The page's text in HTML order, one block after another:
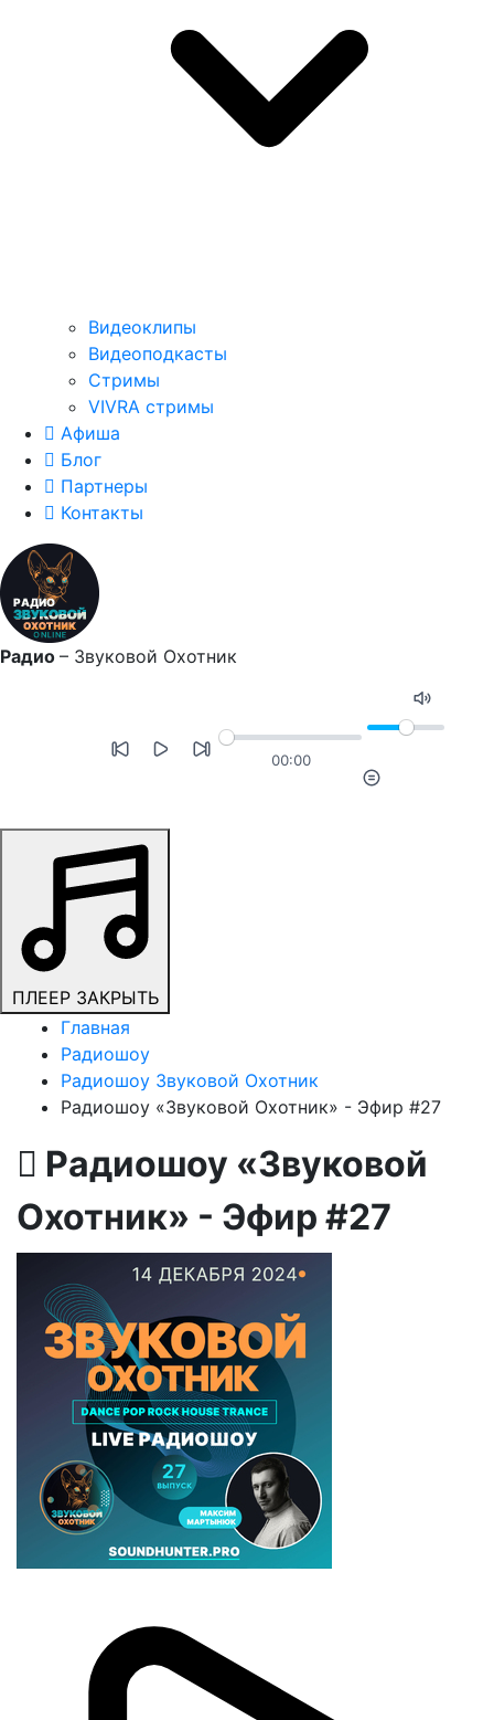
Видеоклипы
Видеоподкасты
Стримы
VIVRA стримы
Афиша
Блог
Партнеры
Контакты
Радио – Звуковой Охотник
00:00
ПЛЕЕР ЗАКРЫТЬ
Главная
Радиошоу
Радиошоу Звуковой Охотник
Радиошоу «Звуковой Охотник» - Эфир #27
Радиошоу «Звуковой
Охотник» - Эфир #27